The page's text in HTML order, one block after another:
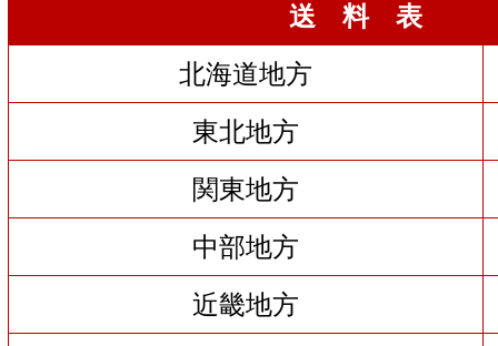
送 料 表
北海道地方
東北地方
関東地方
中部地方
近畿地方